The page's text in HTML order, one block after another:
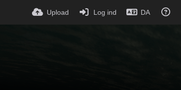
Upload Log ind DA